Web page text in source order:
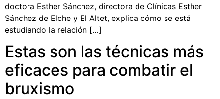
doctora Esther Sánchez, directora de Clínicas Esther
Sánchez de Elche y El Altet, explica cómo se está
estudiando la relación […]
Estas son las técnicas más
eficaces para combatir el
bruxismo